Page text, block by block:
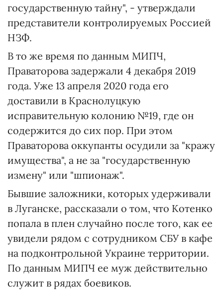
государственную тайну", - утверждали
представители контролируемых Россией
НЗФ.
В то же время по данным МИПЧ,
Праваторова задержали 4 декабря 2019
года. Уже 13 апреля 2020 года его
доставили в Краснолуцкую
исправительную колонию №19, где он
содержится до сих пор. При этом
Праваторова оккупанты осудили за "кражу
имущества", а не за "государственную
измену" или "шпионаж".
Бывшие заложники, которых удерживали
в Луганске, рассказали о том, что Котенко
попала в плен случайно после того, как ее
увидели рядом с сотрудником СБУ в кафе
на подконтрольной Украине территории.
По данным МИПЧ ее муж действительно
служит в рядах боевиков.